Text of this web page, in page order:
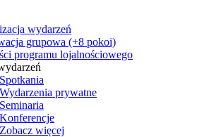
wydarzeń
grupowa (+8 pokoi)
programu lojalnościowego
Spotkania
Wydarzenia prywatne
Seminaria
Konferencje
Zobacz więcej